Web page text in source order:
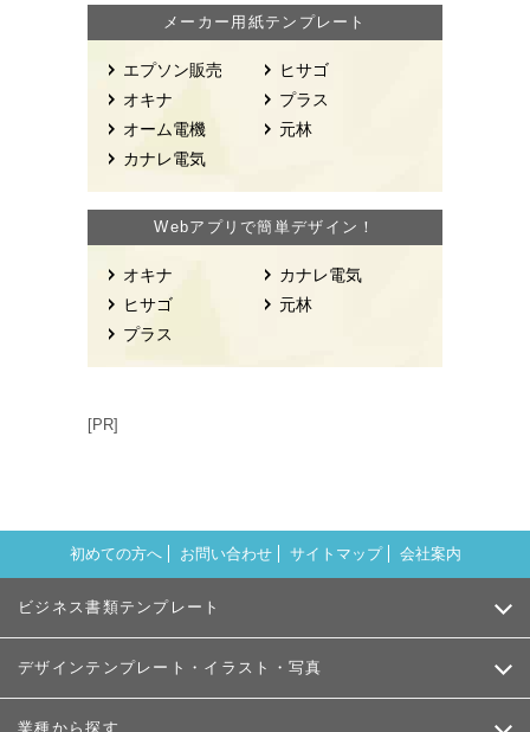
メーカー用紙テンプレート
エプソン販売
オキナ
オーム電機
カナレ電気
ヒサゴ
プラス
元林
Webアプリで簡単デザイン！
オキナ
ヒサゴ
プラス
カナレ電気
元林
[PR]
初めての方へ お問い合わせ サイトマップ 会社案内
ビジネス書類テンプレート
デザインテンプレート・イラスト・写真
業種から探す